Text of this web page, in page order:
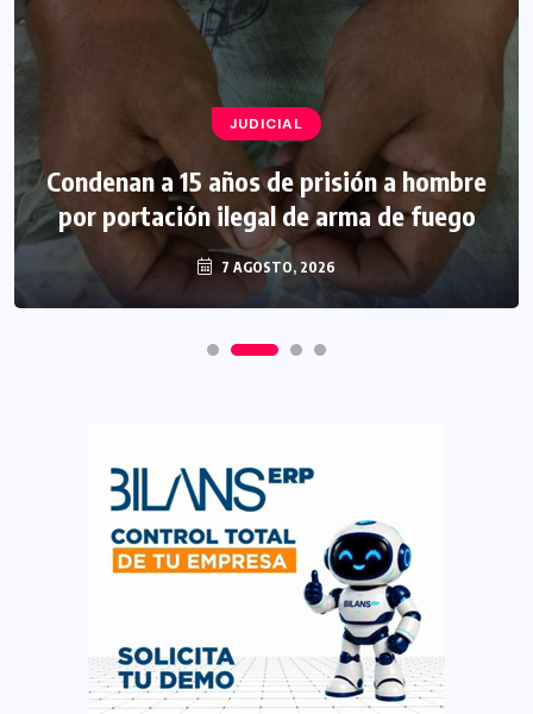
JUDICIAL
Condenan a 15 años de prisión a hombre
por portación ilegal de arma de fuego
7 AGOSTO, 2026